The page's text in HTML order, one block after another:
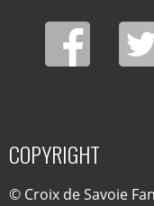
COPYRIGHT
© Croix de Savoie